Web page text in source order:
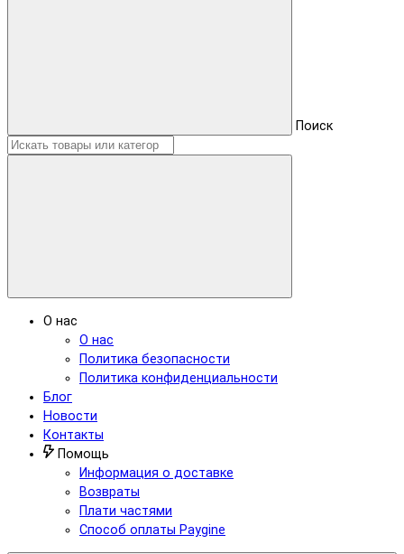
Поиск
О нас
О нас
Политика безопасности
Политика конфиденциальности
Блог
Новости
Контакты
Помощь
Информация о доставке
Возвраты
Плати частями
Способ оплаты Paygine